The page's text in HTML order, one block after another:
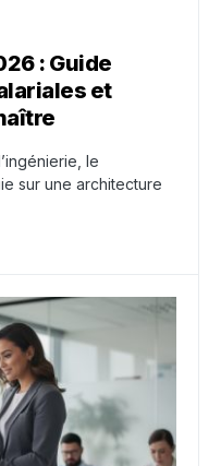
: Guide
et
le
sur une architecture